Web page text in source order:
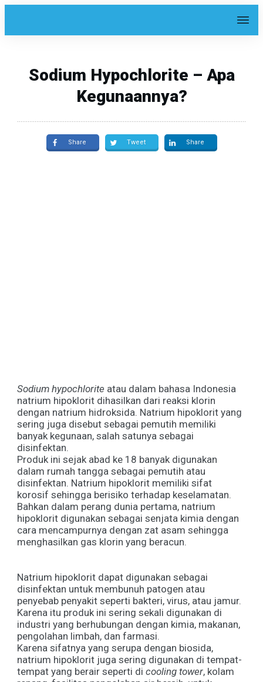
Sodium Hypochlorite – Apa
Kegunaannya?
Share Tweet Share
Sodium hypochlorite atau dalam bahasa Indonesia
natrium hipoklorit dihasilkan dari reaksi klorin
dengan natrium hidroksida. Natrium hipoklorit yang
sering juga disebut sebagai pemutih memiliki
banyak kegunaan, salah satunya sebagai
disinfektan.
Produk ini sejak abad ke 18 banyak digunakan
dalam rumah tangga sebagai pemutih atau
disinfektan. Natrium hipoklorit memiliki sifat
korosif sehingga berisiko terhadap keselamatan.
Bahkan dalam perang dunia pertama, natrium
hipoklorit digunakan sebagai senjata kimia dengan
cara mencampurnya dengan zat asam sehingga
menghasilkan gas klorin yang beracun.
Natrium hipoklorit dapat digunakan sebagai
disinfektan untuk membunuh patogen atau
penyebab penyakit seperti bakteri, virus, atau jamur.
Karena itu produk ini sering sekali digunakan di
industri yang berhubungan dengan kimia, makanan,
pengolahan limbah, dan farmasi.
Karena sifatnya yang serupa dengan biosida,
natrium hipoklorit juga sering digunakan di tempat-
tempat yang berair seperti di cooling tower, kolam